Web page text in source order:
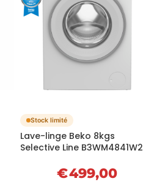
Stock limité
Lave-linge Beko 8kgs
Selective Line B3WM4841W2
€499,00